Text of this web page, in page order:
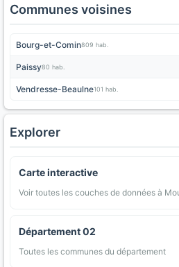
Communes voisines
Bourg-et-Comin809 hab.
Paissy80 hab.
Vendresse-Beaulne101 hab.
Explorer
Carte interactive
Voir toutes les couches de données à
Département 02
Toutes les communes du département